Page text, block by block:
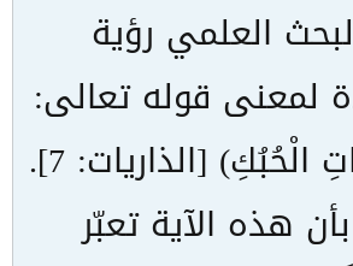
العلمي رؤية
لمعنى قوله تعالى:
(وَالسَّمَاءِ ذَاتِ الْحُبُكِ) [الذاريات: 7].
هذه الآية تعبّر